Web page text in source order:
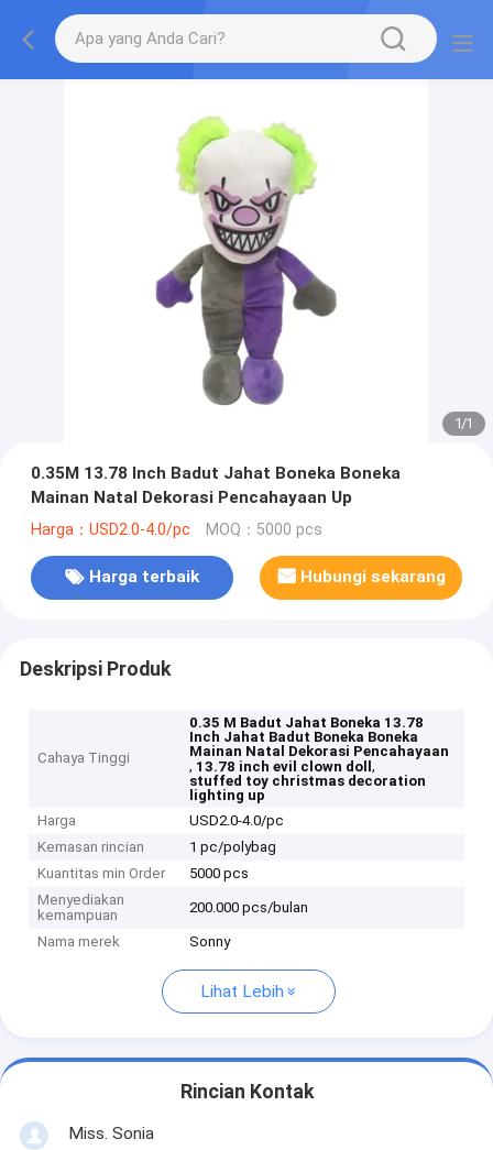
1/1
0.35M 13.78 Inch Badut Jahat Boneka Boneka
Mainan Natal Dekorasi Pencahayaan Up
Harga：USD2.0-4.0/pc MOQ：5000 pcs
Harga terbaik Hubungi sekarang
Deskripsi Produk
Cahaya Tinggi
0.35 M Badut Jahat Boneka 13.78
Inch Jahat Badut Boneka Boneka
Mainan Natal Dekorasi Pencahayaan
, 13.78 inch evil clown doll,
stuffed toy christmas decoration
lighting up
Harga
USD2.0-4.0/pc
Kemasan rincian
1 pc/polybag
Kuantitas min Order
5000 pcs
Menyediakan
kemampuan
200.000 pcs/bulan
Nama merek Sonny
Lihat Lebih
Rincian Kontak
Miss. Sonia